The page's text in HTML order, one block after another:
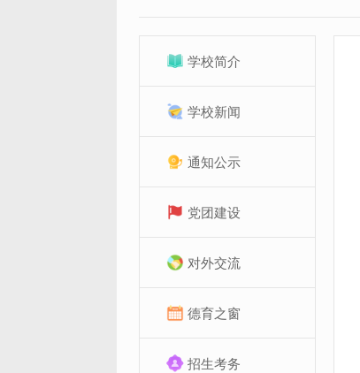
学校简介
学校新闻
通知公示
党团建设
对外交流
德育之窗
招生考务